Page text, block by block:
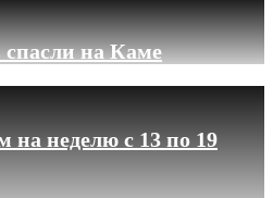
спасли на Каме
на неделю с 13 по 19